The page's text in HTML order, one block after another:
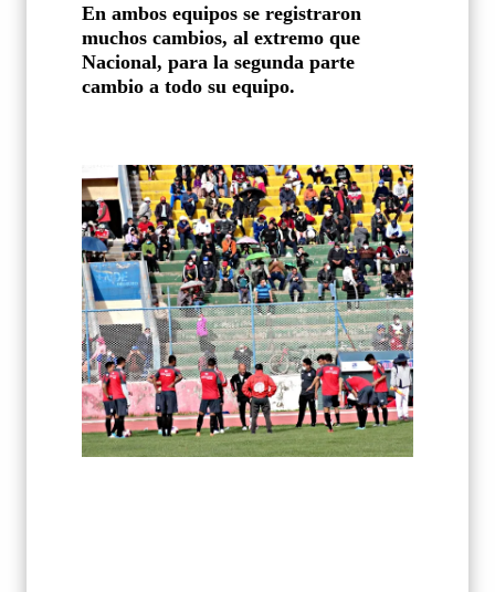
En ambos equipos se registraron
muchos cambios, al extremo que
Nacional, para la segunda parte
cambio a todo su equipo.